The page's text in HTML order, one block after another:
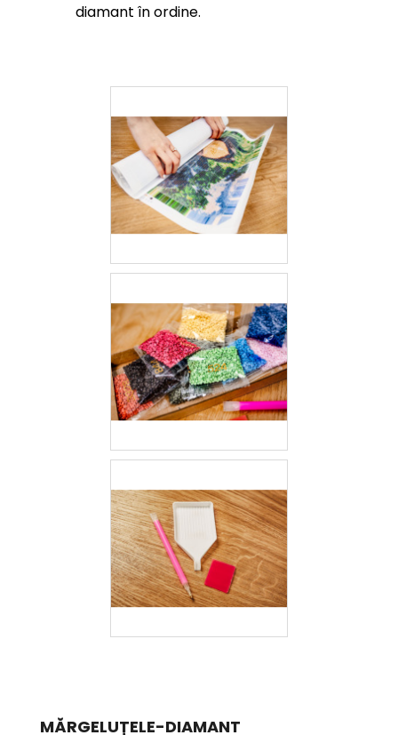
diamant în ordine.
MĂRGELUȚELE-DIAMANT